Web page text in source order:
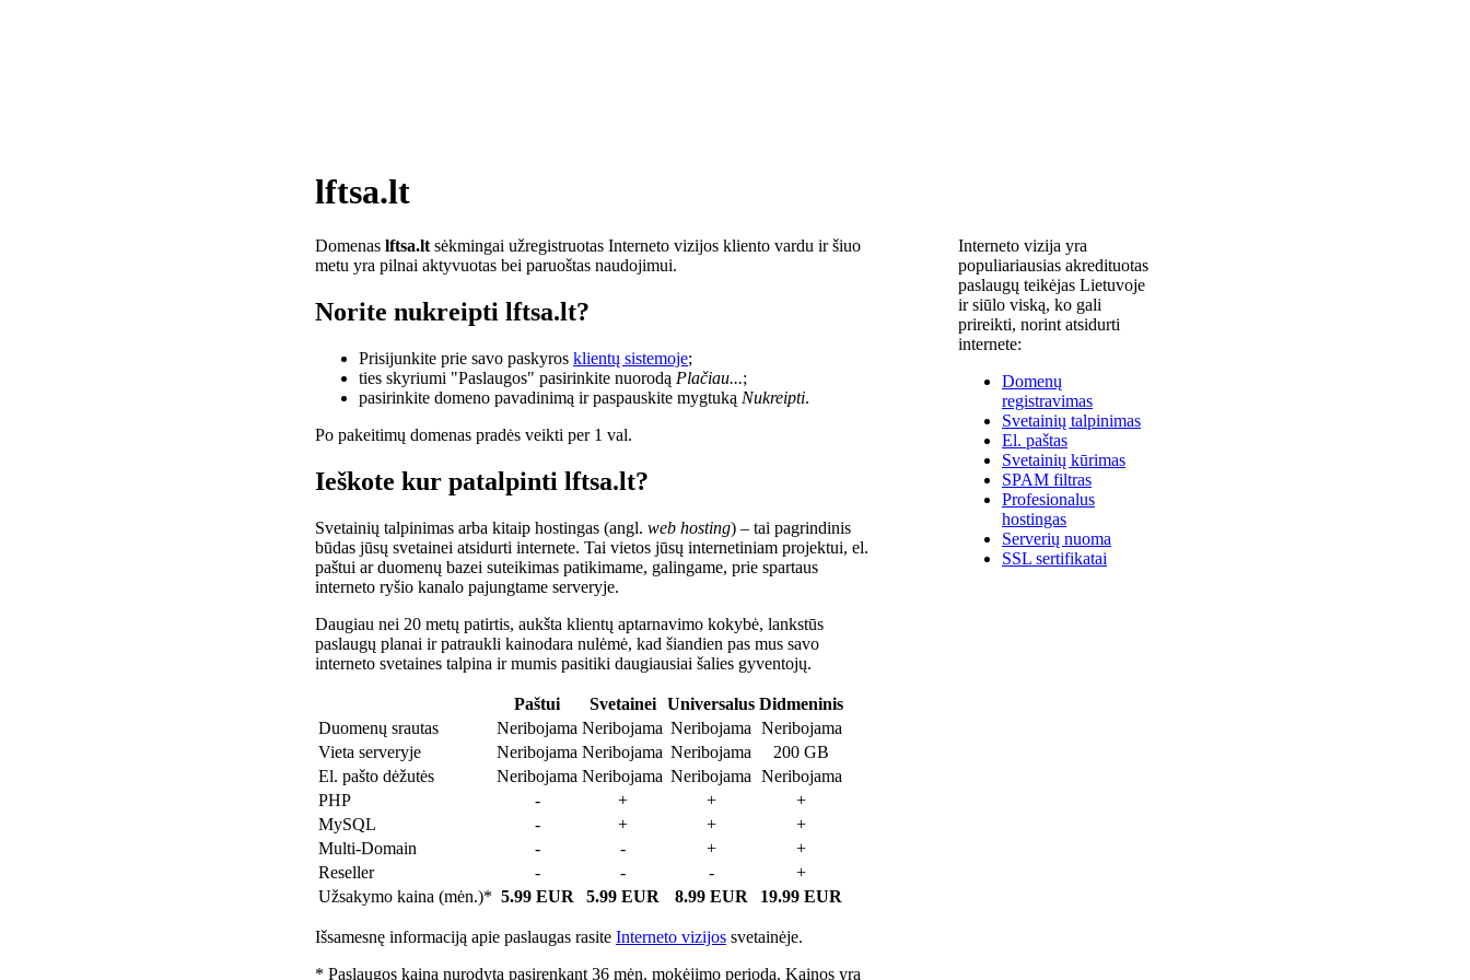
lftsa.lt
Domenas lftsa.lt sėkmingai užregistruotas Interneto vizijos kliento vardu ir šiuo
metu yra pilnai aktyvuotas bei paruoštas naudojimui.
Norite nukreipti lftsa.lt?
Prisijunkite prie savo paskyros klientų sistemoje;
ties skyriumi "Paslaugos" pasirinkite nuorodą Plačiau...;
pasirinkite domeno pavadinimą ir paspauskite mygtuką Nukreipti.
Po pakeitimų domenas pradės veikti per 1 val.
Ieškote kur patalpinti lftsa.lt?
Svetainių talpinimas arba kitaip hostingas (angl. web hosting) – tai pagrindinis
būdas jūsų svetainei atsidurti internete. Tai vietos jūsų internetiniam projektui, el.
paštui ar duomenų bazei suteikimas patikimame, galingame, prie spartaus
interneto ryšio kanalo pajungtame serveryje.
Daugiau nei 20 metų patirtis, aukšta klientų aptarnavimo kokybė, lankstūs
paslaugų planai ir patraukli kainodara nulėmė, kad šiandien pas mus savo
interneto svetaines talpina ir mumis pasitiki daugiausiai šalies gyventojų.
Paštui Svetainei Universalus Didmeninis
Duomenų srautas
Neribojama Neribojama Neribojama Neribojama
Vieta serveryje
Neribojama Neribojama Neribojama
200 GB
El. pašto dėžutės
Neribojama Neribojama Neribojama Neribojama
PHP
- + +
+
MySQL
- + +
+
Multi-Domain
- - +
+
Reseller
- - -
+
Užsakymo kaina (mėn.)* 5.99 EUR 5.99 EUR 8.99 EUR 19.99 EUR
Išsamesnę informaciją apie paslaugas rasite Interneto vizijos svetainėje.
* Paslaugos kaina nurodyta pasirenkant 36 mėn. mokėjimo periodą. Kainos yra
Interneto vizija yra
populiariausias akredituotas
paslaugų teikėjas Lietuvoje
ir siūlo viską, ko gali
prireikti, norint atsidurti
internete:
Domenų
registravimas
Svetainių talpinimas
El. paštas
Svetainių kūrimas
SPAM filtras
Profesionalus
hostingas
Serverių nuoma
SSL sertifikatai